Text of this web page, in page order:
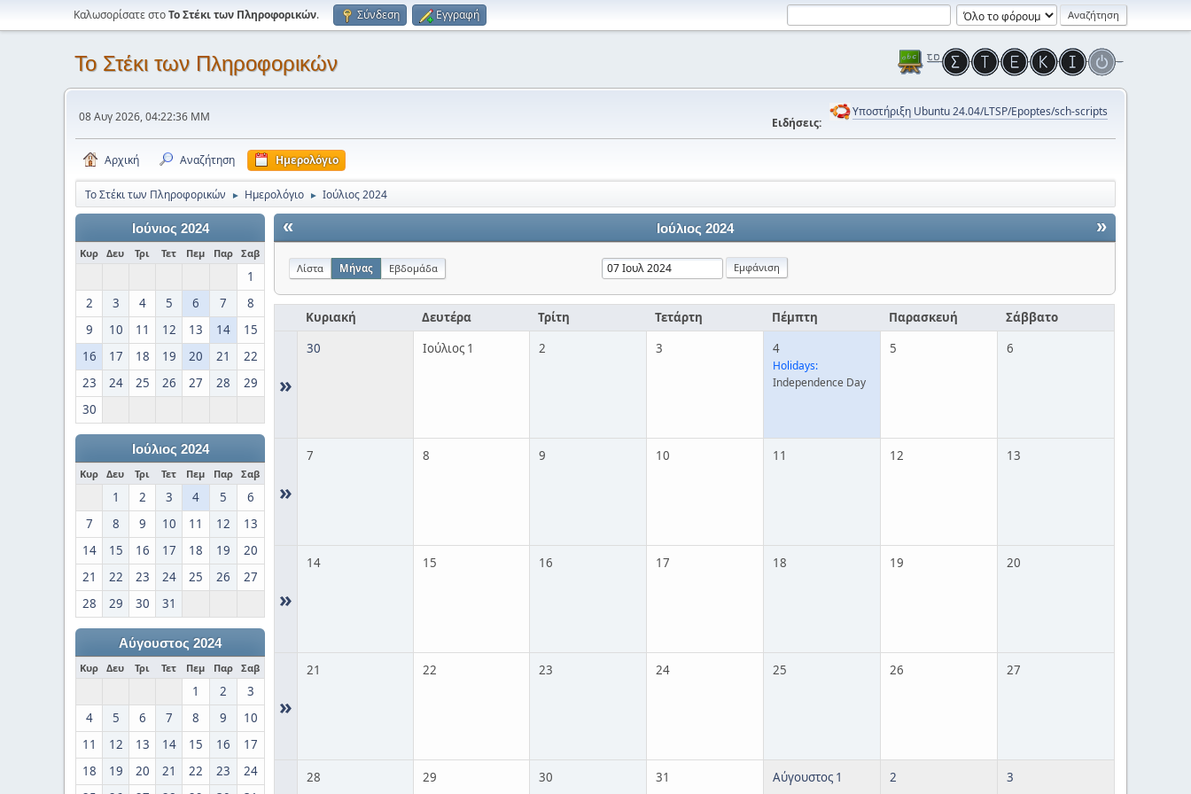
Καλωσορίσατε στοΤο Στέκι των Πληροφορικών. Σύνδεση Εγγραφή
Το Στέκι των Πληροφορικών
08 Αυγ 2026, 04:22:36 ΜΜ Ειδήσεις:
Υποστήριξη Ubuntu 24.04/LTSP/Epoptes/sch-scripts
Αρχική Αναζήτηση Ημερολόγιο
Το Στέκι των Πληροφορικών ► Ημερολόγιο ► Ιούλιος 2024
Ιούνιος 2024
Κυρ Δευ Τρι Τετ Πεμ Παρ Σαβ
1
2
3 4 5 6 7
8
9
10 11 12 13 14
15
16
17 18 19 20 21
22
23
24 25 26 27 28
29
30
Ιούλιος 2024
Κυρ Δευ Τρι Τετ Πεμ Παρ Σαβ
1 2 3 4 5
6
7
8 9 10 11 12
13
14
15 16 17 18 19
20
21
22 23 24 25 26
27
28
29 30 31
Αύγουστος 2024
Κυρ Δευ Τρι Τετ Πεμ Παρ Σαβ
1 2
3
4
5 6 7 8 9
10
11
12 13 14 15 16
17
18
19 20 21 22 23
24
« »
Ιούλιος 2024
Λίστα Μήνας Εβδομάδα
Κυριακή Δευτέρα Τρίτη Τετάρτη Πέμπτη Παρασκευή Σάββατο
»
30 Ιούλιος 1 2 3 4
Holidays:
Independence Day
5 6
»
7 8 9 10 11 12 13
»
14 15 16 17 18 19 20
»
21 22 23 24 25 26 27
28 29 30 31 Αύγουστος 1 2 3